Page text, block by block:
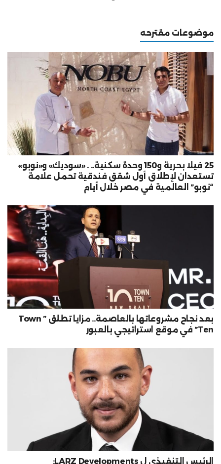
موضوعات مقترحه
25 فيلا بحرية و150 وحدة سكنية.. . «سوديك» و«نوبو»
تستعدان لإطلاق أول شقق فندقية تحمل علامة
“نوبو” العالمية في مصر خلال أيام
بعد نجاح مشروعاتها بالعاصمة.. مزايا تطلق ” Town
Ten” في موقع استراتيجي بالعبور
الرئيس التنفيذي ل LARZ Developments: